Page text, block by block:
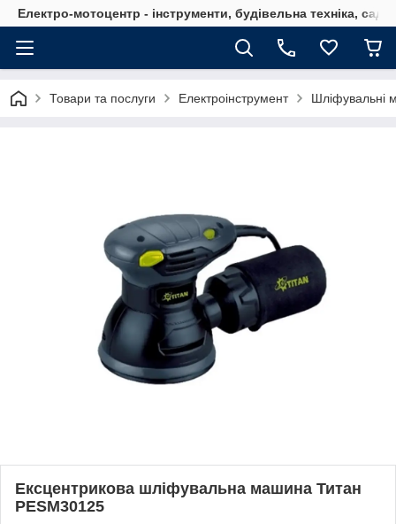
Електро-мотоцентр - інструменти, будівельна техніка,
Товари та послуги Електроінструмент Шліфувальні
Ексцентрикова шліфувальна машина Титан
PESM30125